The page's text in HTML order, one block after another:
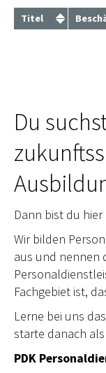
Titel
Du
Dann bist du
Wir bilden
aus und nennen
Fachgebiet ist,
Lerne bei uns
starte danach
PDK